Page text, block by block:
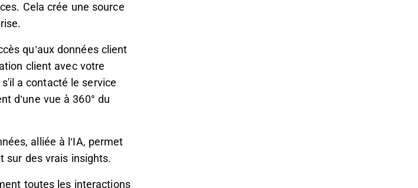
Cela crée une source
qu’aux données client
client avec votre
a contacté le service
d’une vue à 360° du
alliée à l’IA, permet
sur des vrais insights.
toutes les interactions